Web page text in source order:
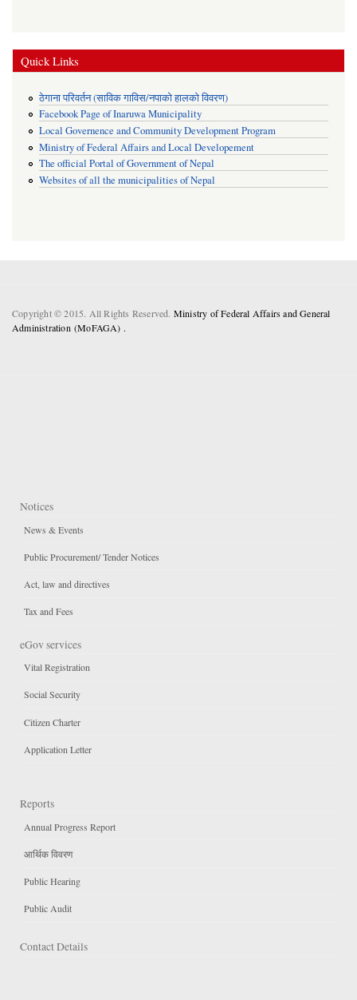
Quick Links
ठेगाना परिवर्तन (साविक गाविस/नपाको हालको विवरण)
Facebook Page of Inaruwa Municipality
Local Governence and Community Development Program
Ministry of Federal Affairs and Local Developement
The official Portal of Government of Nepal
Websites of all the municipalities of Nepal
Copyright © 2015. All Rights Reserved. Ministry of Federal Affairs and General
Administration (MoFAGA) .
Notices
News & Events
Public Procurement/ Tender Notices
Act, law and directives
Tax and Fees
eGov services
Vital Registration
Social Security
Citizen Charter
Application Letter
Reports
Annual Progress Report
आर्थिक विवरण
Public Hearing
Public Audit
Contact Details